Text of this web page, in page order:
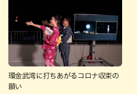
環金武湾に打ちあがるコロナ収束の
願い